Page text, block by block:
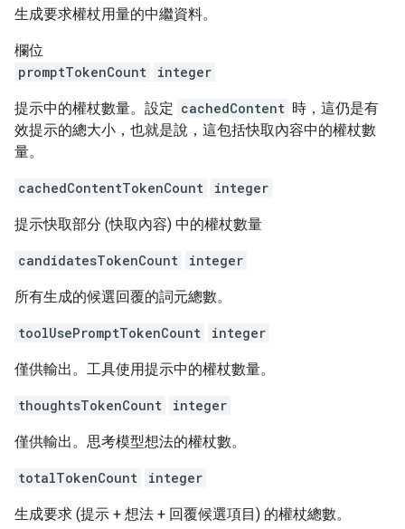
生成要求權杖用量的中繼資料。
欄位
promptTokenCount
integer
提示中的權杖數量。設定 cachedContent 時，這仍是有
效提示的總大小，也就是說，這包括快取內容中的權杖數
量。
cachedContentTokenCount integer
提示快取部分 (快取內容) 中的權杖數量
candidatesTokenCount integer
所有生成的候選回覆的詞元總數。
toolUsePromptTokenCount integer
僅供輸出。工具使用提示中的權杖數量。
thoughtsTokenCount integer
僅供輸出。思考模型想法的權杖數。
totalTokenCount integer
生成要求 (提示 + 想法 + 回覆候選項目) 的權杖總數。